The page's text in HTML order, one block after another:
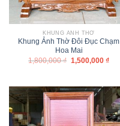
KHUNG ẢNH THỜ
Khung Ảnh Thờ Đôi Đục Chạm
Hoa Mai
1,800,000₫ 1,500,000 ₫